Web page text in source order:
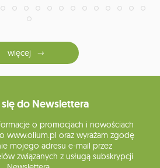
więcej
się do Newslettera
o promocjach i nowościach
www.olium.pl oraz wyrażam zgodę
mojego adresu e-mail przez
związanych z usługą subskrypcji